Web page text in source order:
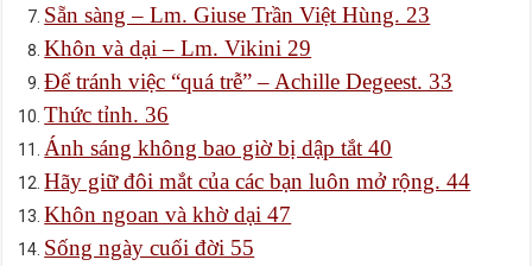
Sẵn sàng – Lm. Giuse Trần Việt Hùng. 23
Khôn và dại – Lm. Vikini 29
Để tránh việc “quá trễ” – Achille Degeest. 33
Thức tỉnh. 36
Ánh sáng không bao giờ bị dập tắt 40
Hãy giữ đôi mắt của các bạn luôn mở rộng. 44
Khôn ngoan và khờ dại 47
Sống ngày cuối đời 55